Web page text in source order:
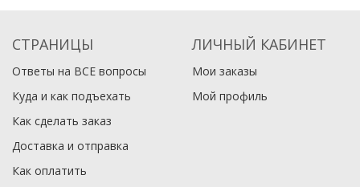
СТРАНИЦЫ
Ответы на ВСЕ вопросы
Куда и как подъехать
Как сделать заказ
Доставка и отправка
Как оплатить
ЛИЧНЫЙ КАБИНЕТ
Мои заказы
Мой профиль